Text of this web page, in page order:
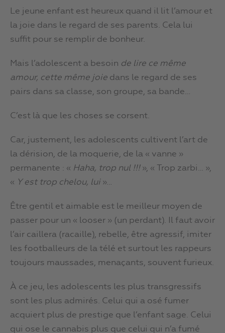
Le jeune enfant est heureux quand il lit l’amour et
la joie dans le regard de ses parents. Cela lui
suffit pour se remplir de bonheur.
Mais l’adolescent a besoin de lire ce même
amour, cette même joie dans le regard de ses
pairs dans sa classe, son groupe, sa bande…
C’est là que les choses se corsent.
Car, justement, les adolescents cultivent l’art de
la dérision, de la moquerie, de la « vanne »
permanente : « Haha, trop nul !!! », « Trop zarbi… »,
« Y est trop chelou, lui »…
Être gentil et aimable est le meilleur moyen de
passer pour un « looser » (un perdant). Il faut avoir
l’air caillera (racaille), rebelle, être agressif, imiter
les footballeurs de la télé et surtout les rappeurs
toujours maussades, menaçants, souvent furieux.
À ce jeu, les adolescents les plus transgressifs
sont les plus admirés. Celui qui a osé fumer
acquiert plus de prestige que l’enfant sage. Celui
qui ose le cannabis plus que celui qui n’a fumé